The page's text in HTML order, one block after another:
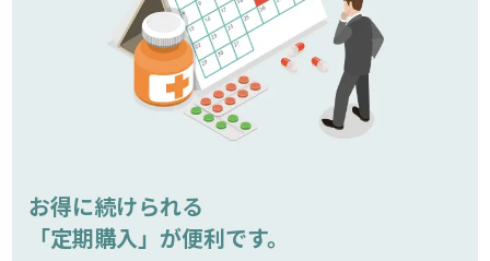
お得に続けられる
「定期購入」が便利です。